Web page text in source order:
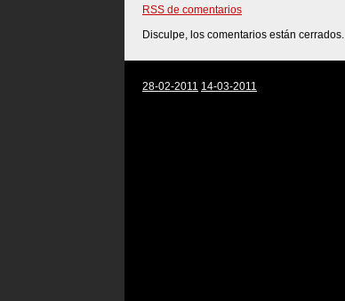
RSS de comentarios
Disculpe, los comentarios están cerrados.
28-02-2011 14-03-2011